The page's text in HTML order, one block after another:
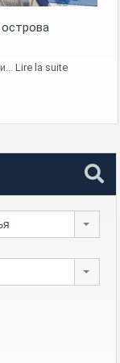
Lire la suite